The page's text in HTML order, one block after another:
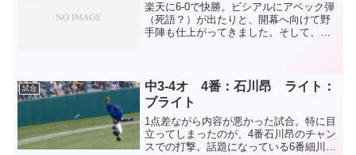
楽天に6-0で快勝。ビシアルにアベック弾
（死語？）が出たりと、開幕へ向けて野
手陣も仕上がってきました。そして、投
が増えて益々アウェイ...
試合
中3-4オ 4番：石川昂 ライト：
ブライト
1点差ながら内容が悪かった試合。特に目
立ってしまったのが、4番石川昂のチャン
スでの打撃。話題になっている6番細川が